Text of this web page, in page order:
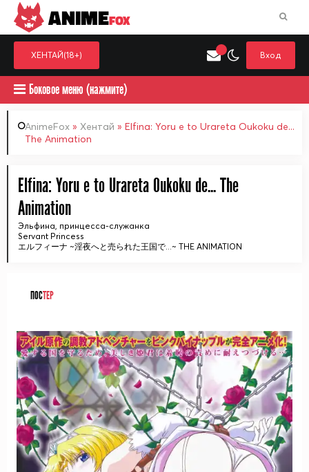
Выберите одну категорию для поиска
ANIMEFOX
ХЕНТАЙ(18+) Вход
Боковое меню (нажмите)
AnimeFox » Хентай » Elfina: Yoru e to Urareta Oukoku de...
The Animation
Elfina: Yoru e to Urareta Oukoku de... The
Animation
Эльфина, принцесса-служанка
Servant Princess
エルフィーナ ~淫夜へと売られた王国で...~ THE ANIMATION
ПОСТЕР